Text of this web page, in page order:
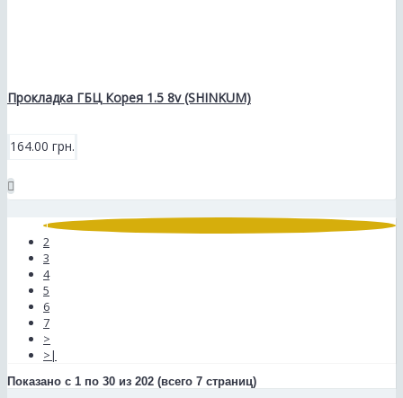
Прокладка ГБЦ Корея 1.5 8v (SHINKUM)
164.00 грн.
1
2
3
4
5
6
7
>
>|
Показано с 1 по 30 из 202 (всего 7 страниц)